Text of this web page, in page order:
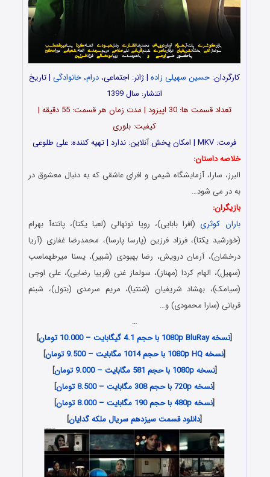
کارگردان: حسین سهیلی زاده | ژانر: اجتماعی، درام، خانوادگی | تاریخ
انتشار: سال 1399
تعداد قسمت ها: 30 اپیزود | مدت زمان هر قسمت: 55 دقیقه |
کیفیت: بلوری
فرمت: MKV | امکان پخش آنلاین: ندارد | تهیه کننده: علی طلوعی
خلاصه داستان:
البرز، سارا، آزمایشگاه شیمی و افرای عاشقی که به دنبال معشوق در
به در می شود…
بازیگران:
باران کوثری (افرا بابایی)، رویا نونهالی (لعیا یکتا)، پانته‌آ بهرام
(خورشید یکتا)، فرزاد فرزین (پارسا پارسا)، محمدرضا غفاری (آریا
درخشان)، آرمان درویش، رضا بهبودی (شبیر)، یسنا میرطهماسب
(سهیل)، الهام کردا (مهناز)، سولماز غنی (فریبا رضایی)، علی اوجی
(سیامک)، بهشاد شریفیان (شنتیا)، مریم سرمدی (بتول)، شبنم
قربانی (سارا محمودی) و…
…
[نسخه 1080p BluRay با حجم 4.1 گیگابایت – 10.000 تومان
]
[نسخه 1080p HQ با حجم 1014 مگابایت – 9.500 تومان
]
[نسخه 1080p با حجم 581 مگابایت – 9.000 تومان
]
[نسخه 720p با حجم 308 مگابایت – 8.500 تومان
]
[نسخه 480p با حجم 190 مگابایت – 8.000 تومان
]
[دانلود قسمت سیزدهم سریال ملکه گدایان]